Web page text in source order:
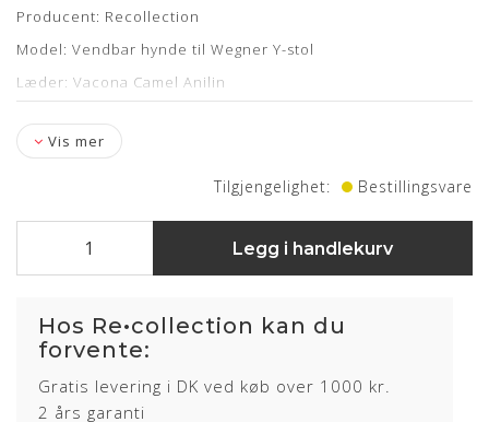
Producent: Recollection
Model: Vendbar hynde til Wegner Y-stol
Læder: Vacona Camel Anilin
Anilin læder er en eksklusiv lædertype, hvor råvarer fra kun
det bedste sorteringsniveau er anvendt. Anilin læder har
ingen eller kun en ganske let overfladebehandling.
Læderet har en naturlig rå, blød og åndbar overflade som
bidrager til en fremragende siddekomfort samt det
eksklusive udseende.
Anilin læder kan variere i farve fra skind til skind og der kan
forekomme naturlige mærker fra sår, ar og stikmærker, som
Vis mer
Tilgjengelighet: Bestillingsvare
Legg i handlekurv
Hos Re•collection kan du
forvente:
Gratis levering i DK ved køb over 1000 kr.
2 års garanti